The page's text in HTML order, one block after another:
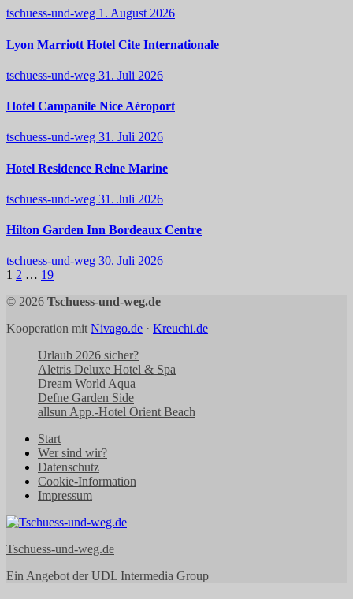
tschuess-und-weg 1. August 2026
Lyon Marriott Hotel Cite Internationale
tschuess-und-weg 31. Juli 2026
Hotel Campanile Nice Aéroport
tschuess-und-weg 31. Juli 2026
Hotel Residence Reine Marine
tschuess-und-weg 31. Juli 2026
Hilton Garden Inn Bordeaux Centre
tschuess-und-weg 30. Juli 2026
Seitennummerierung
der
Beiträge
1 2 … 19
© 2026 Tschuess-und-weg.de
Kooperation mitNivago.de · Kreuchi.de
Urlaub 2026 sicher?
Aletris Deluxe Hotel & Spa
Dream World Aqua
Defne Garden Side
allsun App.-Hotel Orient Beach
Start
Wer sind wir?
Datenschutz
Cookie-Information
Impressum
Tschuess-und-weg.de
Ein Angebot der UDL Intermedia Group